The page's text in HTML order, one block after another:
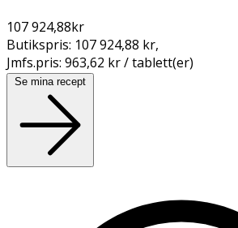
107 924,88kr
Butikspris: 107 924,88 kr,
Jmfs.pris: 963,62 kr / tablett(er)
Se mina recept